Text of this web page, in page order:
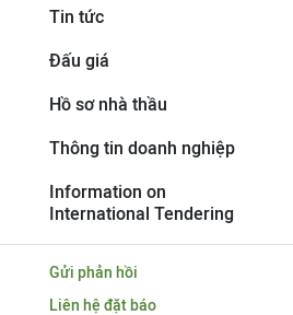
Tin tức
Đấu giá
Hồ sơ nhà thầu
Thông tin doanh nghiệp
Information on
International Tendering
Gửi phản hồi
Liên hệ đặt báo